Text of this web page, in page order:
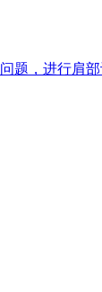
题，进行肩